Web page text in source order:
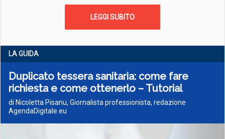
LEGGI SUBITO
LA GUIDA
Duplicato tessera sanitaria: come fare
richiesta e come ottenerlo – Tutorial
di Nicoletta Pisanu, Giornalista professionista, redazione
AgendaDigitale.eu